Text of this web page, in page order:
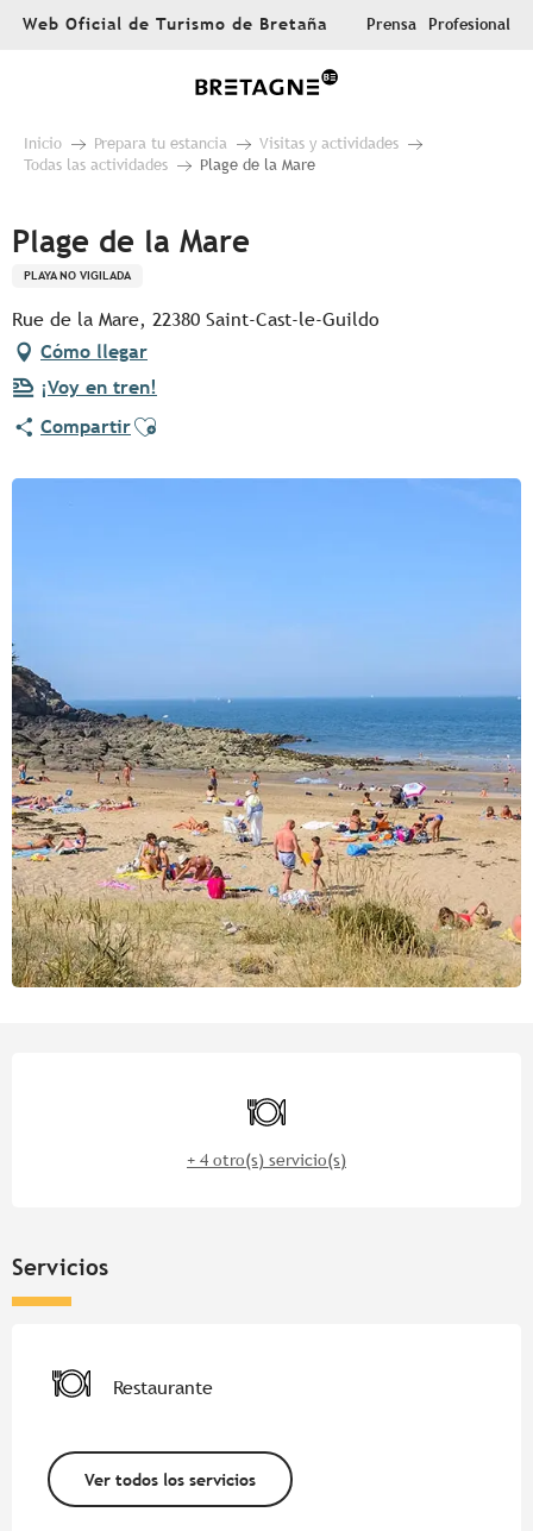
AllerWeb Oficial de Turismo de Bretaña Prensa Profesional
Inicio Prepara tu estancia
Visitas y actividades
Todas las actividades
Plage de la Mare
Plage de la Mare
PLAYA NO VIGILADA
Rue de la Mare, 22380 Saint-Cast-le-Guildo
Cómo llegar
¡Voy en tren!
CompartirAjouter aux favoris
Restaurante
+ 4 otro(s) servicio(s)
Servicios
Restaurante
Ver todos los servicios